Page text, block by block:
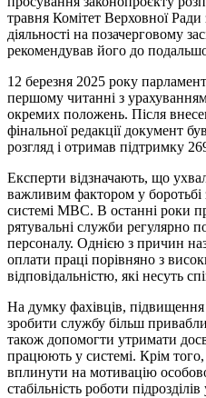
травня Комітет Верховної
діяльності на позачерговому
рекомендував його до
12 березня 2025 року
першому читанні з
окремих положень. Після
фінальної редакції документ
розгляд і отримав підтримку
Експерти відзначають, що
важливим фактором у
системі МВС. В останні роки
рятувальні служби регулярно
персоналу. Однією з причин
оплати праці порівняно з
відповідальністю, які несуть
На думку фахівців,
зробити службу більш
також допомогти утримати
працюють у системі. Крім
вплинути на мотивацію
стабільність роботи